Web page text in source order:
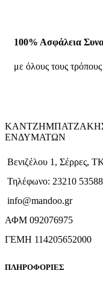
100% Ασφάλεια
με όλους τους
ΕΝΔΥΜΑΤΩΝ
Βενιζέλου 1, Σέρρες,
Τηλέφωνο: 23210 53588
info@mandoo.gr
ΑΦΜ 092076975
ΓΕΜΗ 114205652000
ΠΛΗΡΟΦΟΡΙΕΣ